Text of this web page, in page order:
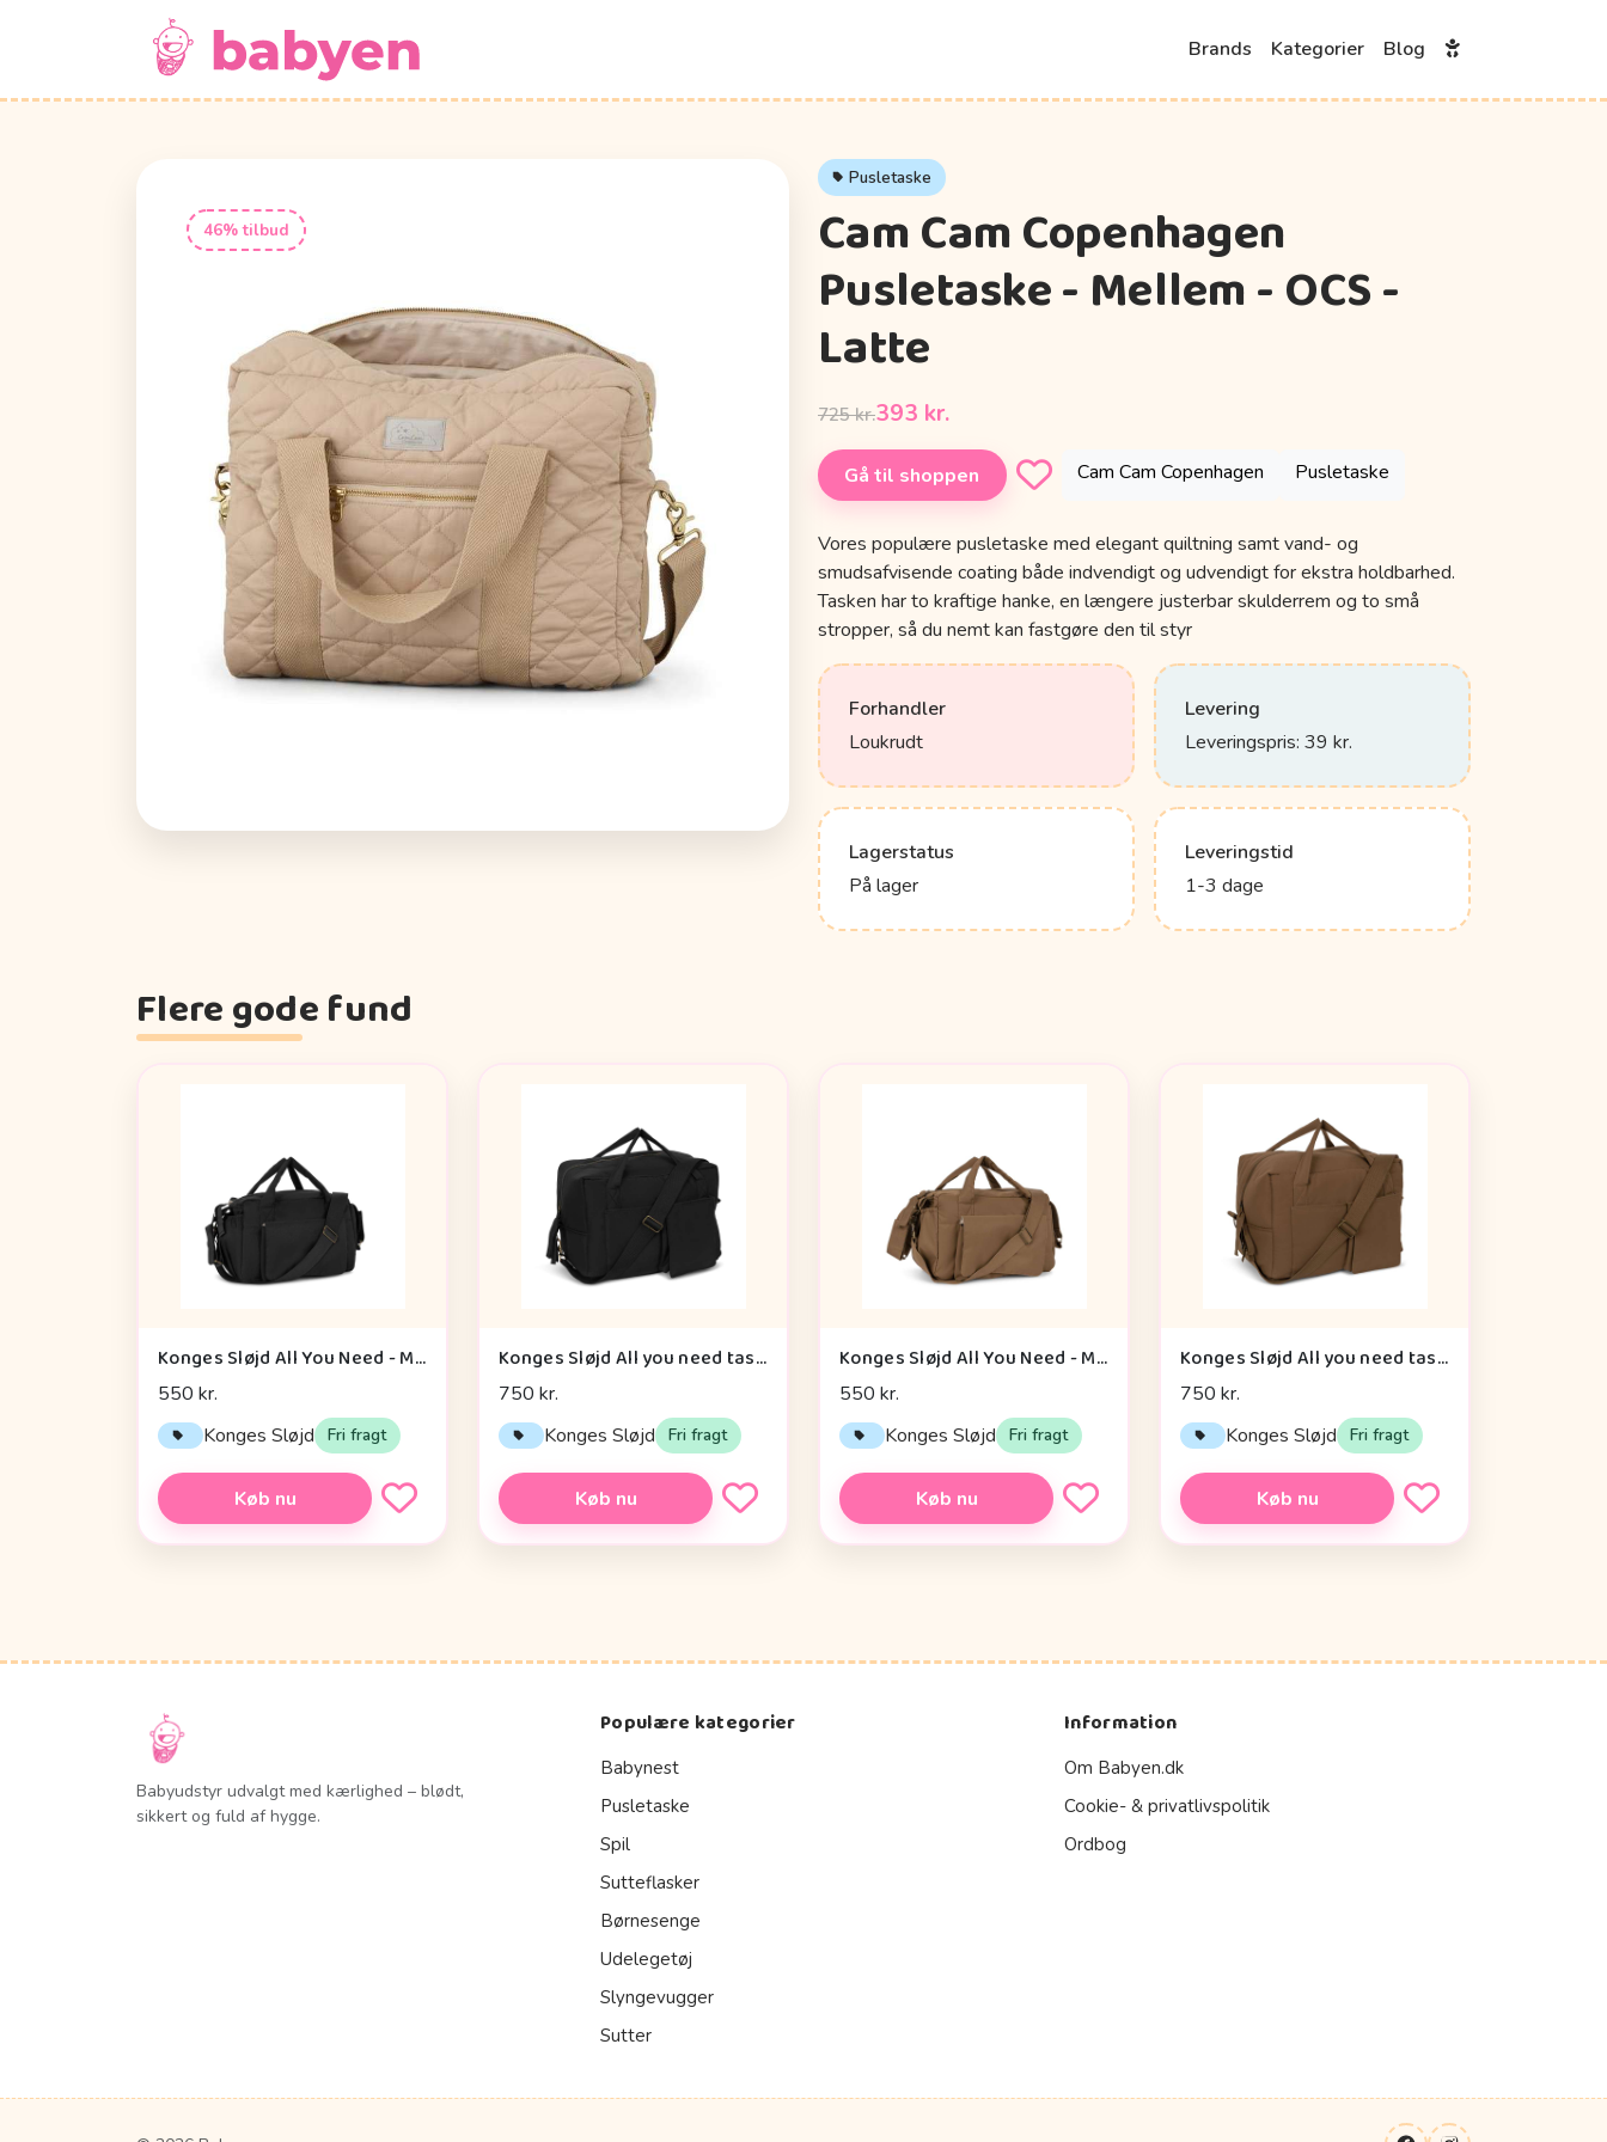
Brands Kategorier Blog
46% tilbud
Pusletaske
Cam Cam Copenhagen
Pusletaske - Mellem - OCS -
Latte
725 kr.393 kr.
Gå til shoppen Cam Cam Copenhagen Pusletaske
Vores populære pusletaske med elegant quiltning samt vand- og
smudsafvisende coating både indvendigt og udvendigt for ekstra holdbarhed.
Tasken har to kraftige hanke, en længere justerbar skulderrem og to små
stropper, så du nemt kan fastgøre den til styr
Forhandler
Loukrudt
Levering
Leveringspris: 39 kr.
Lagerstatus
På lager
Leveringstid
1-3 dage
Flere gode fund
Konges Sløjd All You Need - Mini Pusletaske - Black
550 kr.
Konges Sløjd Fri fragt
Køb nu
Konges Sløjd All you need taske - BLACK
750 kr.
Konges Sløjd Fri fragt
Køb nu
Konges Sløjd All You Need - Mini Pusletaske - Walnut
550 kr.
Konges Sløjd Fri fragt
Køb nu
Konges Sløjd All you need taske - WALNUT
750 kr.
Konges Sløjd Fri fragt
Køb nu
Babyudstyr udvalgt med kærlighed – blødt,
sikkert og fuld af hygge.
Populære kategorier
Babynest
Pusletaske
Spil
Sutteflasker
Børnesenge
Udelegetøj
Slyngevugger
Sutter
Information
Om Babyen.dk
Cookie- & privatlivspolitik
Ordbog